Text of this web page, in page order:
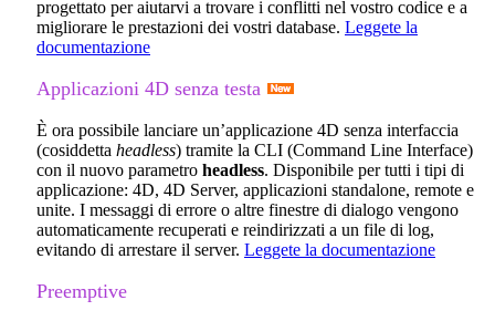
progettato per aiutarvi a trovare i conflitti nel vostro codice e a
migliorare le prestazioni dei vostri database. Leggete la
documentazione
Applicazioni 4D senza testa
È ora possibile lanciare un’applicazione 4D senza interfaccia
(cosiddetta headless) tramite la CLI (Command Line Interface)
con il nuovo parametro headless. Disponibile per tutti i tipi di
applicazione: 4D, 4D Server, applicazioni standalone, remote e
unite. I messaggi di errore o altre finestre di dialogo vengono
automaticamente recuperati e reindirizzati a un file di log,
evitando di arrestare il server. Leggete la documentazione
Preemptive